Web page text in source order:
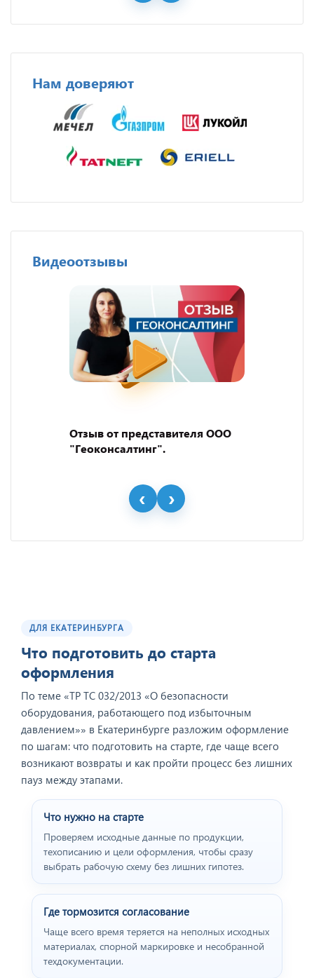
Нам доверяют
Видеоотзывы
Отзыв от представителя ООО
"Геоконсалтинг".
ДЛЯ ЕКАТЕРИНБУРГА
Что подготовить до старта
оформления
По теме «ТР ТС 032/2013 «О безопасности
оборудования, работающего под избыточным
давлением»» в Екатеринбурге разложим оформление
по шагам: что подготовить на старте, где чаще всего
возникают возвраты и как пройти процесс без лишних
пауз между этапами.
Что нужно на старте
Проверяем исходные данные по продукции,
техописанию и цели оформления, чтобы сразу
выбрать рабочую схему без лишних гипотез.
Где тормозится согласование
Чаще всего время теряется на неполных исходных
материалах, спорной маркировке и несобранной
техдокументации.